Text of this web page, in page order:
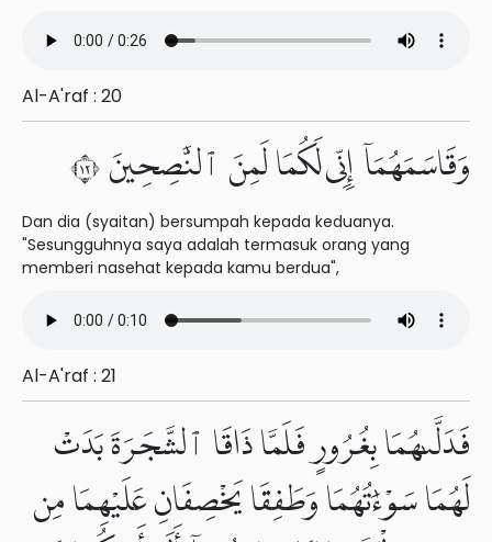
Al-A'raf : 20
وَقَاسَمَهُمَآ إِنِّى لَكُمَا لَمِنَ ٱلنَّٰصِحِينَ ٢١
Dan dia (syaitan) bersumpah kepada keduanya.
"Sesungguhnya saya adalah termasuk orang yang
memberi nasehat kepada kamu berdua",
Al-A'raf : 21
فَدَلَّىٰهُمَا بِغُرُورٍ فَلَمَّا ذَاقَا ٱلشَّجَرَةَ بَدَتْ
لَهُمَا سَوْءَٰتُهُمَا وَطَفِقَا يَخْصِفَانِ عَلَيْهِمَا مِن